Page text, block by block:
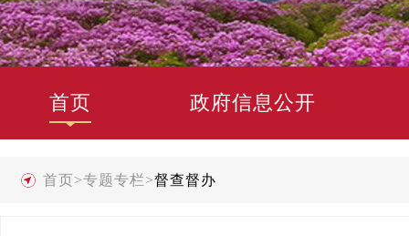
首页 政府信息公开
首页>专题专栏>督查督办